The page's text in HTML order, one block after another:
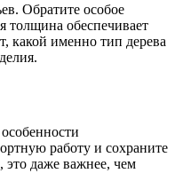
Обратите особое
толщина обеспечивает
какой именно тип дерева
работу и сохраните
это даже важнее, чем